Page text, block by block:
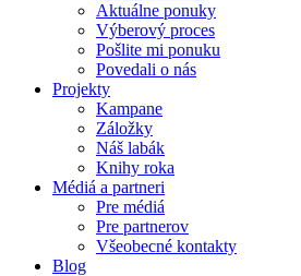
Aktuálne ponuky
Výberový proces
Pošlite mi ponuku
Povedali o nás
Projekty
Kampane
Záložky
Náš labák
Knihy roka
Médiá a partneri
Pre médiá
Pre partnerov
Všeobecné kontakty
Blog